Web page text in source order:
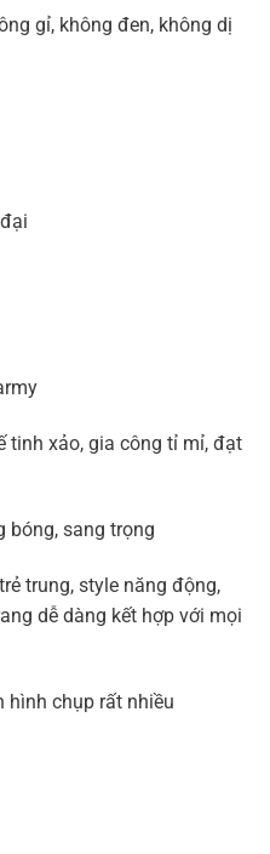
gỉ, không đen, không dị
tinh xảo, gia công tỉ mỉ, đạt
bóng, sang trọng
trung, style năng động,
dễ dàng kết hợp với mọi
hình chụp rất nhiều